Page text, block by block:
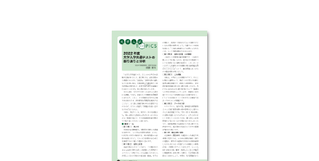
格戦略を読み合いながら価格を決定する。
オークションでは、買い手はお互いの入札
額を読み合いながら入札額を決める。